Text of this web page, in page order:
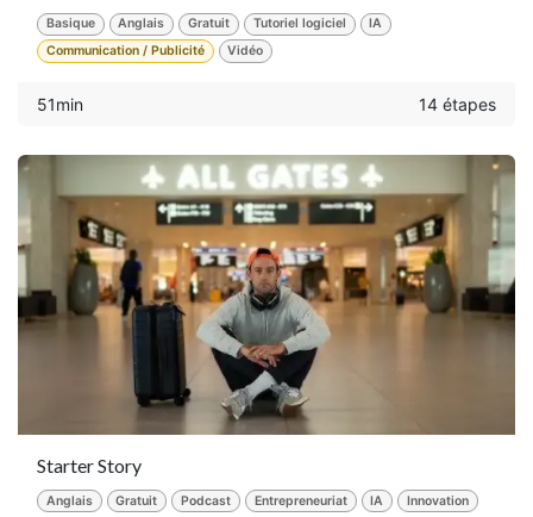
Basique Anglais Gratuit Tutoriel logiciel
IA
Communication / Publicité
Vidéo
51min 14 étapes
Starter Story
Anglais Gratuit Podcast Entrepreneuriat IA
Innovation